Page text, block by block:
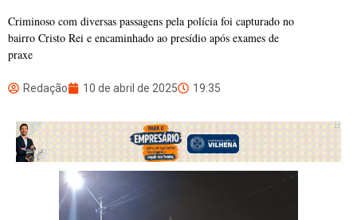
Criminoso com diversas passagens pela polícia foi capturado no
bairro Cristo Rei e encaminhado ao presídio após exames de
praxe
Redação 10 de abril de 2025 19:35